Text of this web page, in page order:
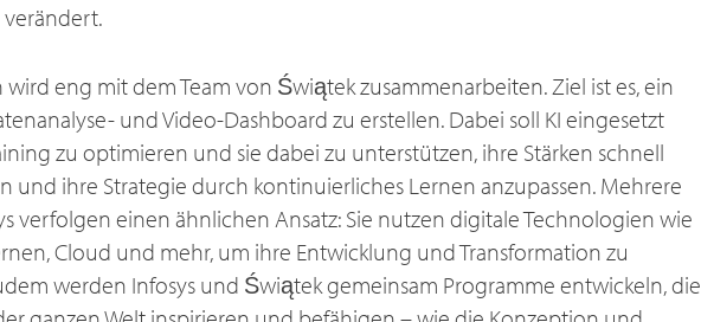
eng mit dem Team von Świątek zusammenarbeiten. Ziel ist es, ein
und Video-Dashboard zu erstellen. Dabei soll KI eingesetzt
zu optimieren und sie dabei zu unterstützen, ihre Stärken schnell
und ihre Strategie durch kontinuierliches Lernen anzupassen. Mehrere
verfolgen einen ähnlichen Ansatz: Sie nutzen digitale Technologien wie
Cloud und mehr, um ihre Entwicklung und Transformation zu
werden Infosys und Świątek gemeinsam Programme entwickeln, die